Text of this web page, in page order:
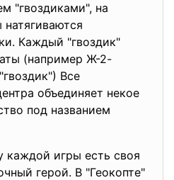
"гвоздиками", на
Каждый "гвоздик"
(например Ж-2-
Все
объединяет некое
под названием
каждой игры есть своя
герой. В "Геокопте"